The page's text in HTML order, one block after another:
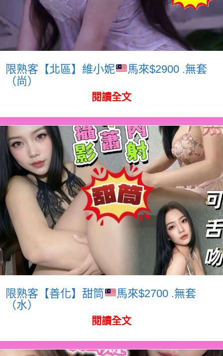
限熟客【北區】維小妮
馬來$2900 .無套
（尚）
閱讀全文
限熟客【善化】甜筒
馬來$2700 .無套
（水）
閱讀全文